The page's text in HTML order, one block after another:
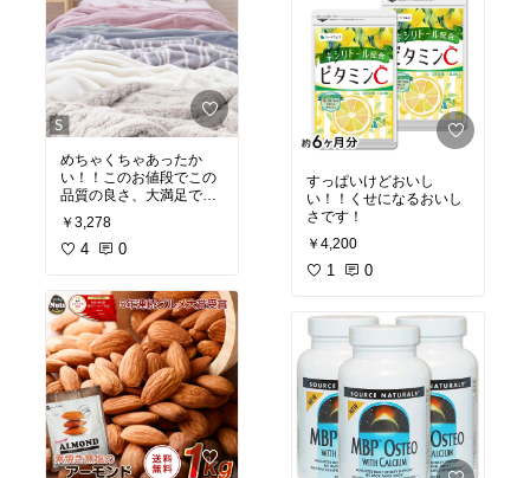
めちゃくちゃあったか
い！！このお値段でこの
品質の良さ、大満足で
す。
￥3,278
4 0
すっぱいけどおいし
い！！くせになるおいし
さです！
￥4,200
1 0